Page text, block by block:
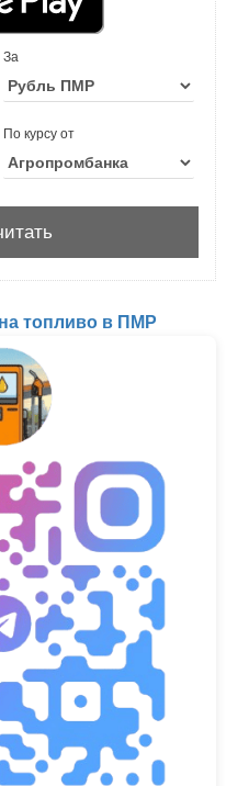
За
По курсу от
топливо в ПМР